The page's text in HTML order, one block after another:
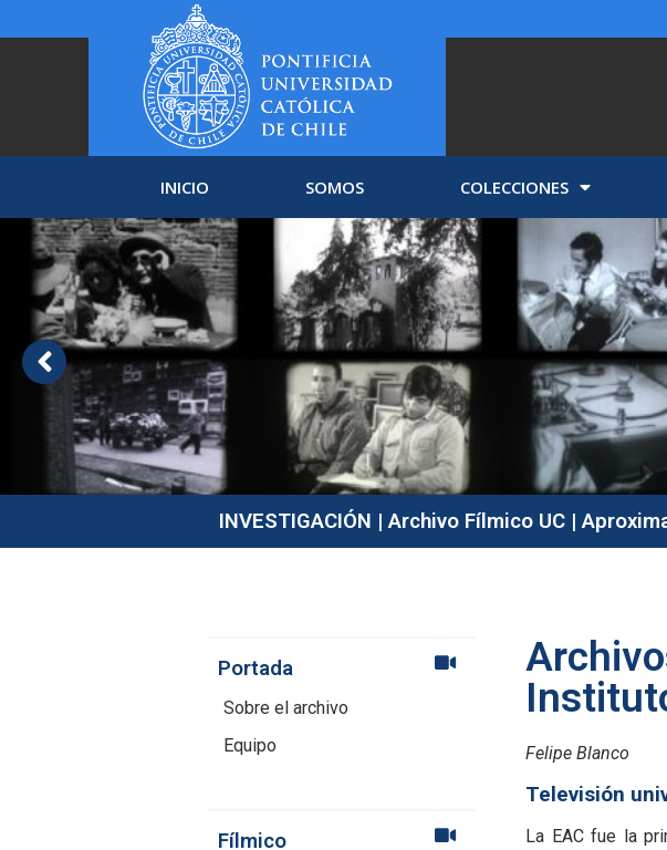
INICIO SOMOS COLECCIONES
INVESTIGACIÓN | Archivo Fílmico UC |
Portada
Sobre el archivo
Equipo
Fílmico
Felipe Blanco
Televisión
La EAC fue la